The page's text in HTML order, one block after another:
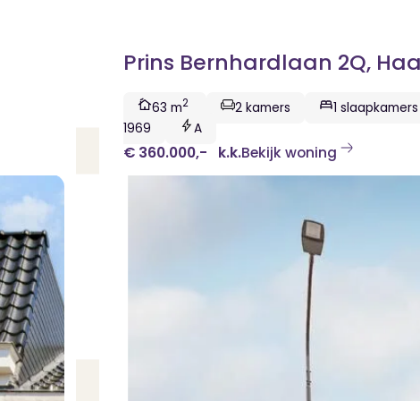
Prins Bernhardlaan 2Q,
63 m2 2 kamers
1 slaapkamers
1969
A
€ 360.000,- k.k.Bekijk woning